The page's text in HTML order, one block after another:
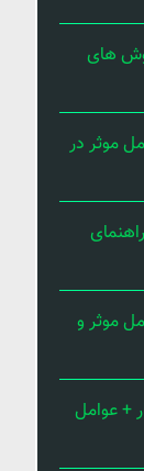
های
موثر در
موثر و
+ عوامل